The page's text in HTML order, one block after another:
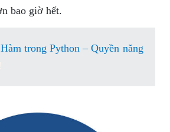
bao giờ hết.
Hàm trong Python – Quyền năng